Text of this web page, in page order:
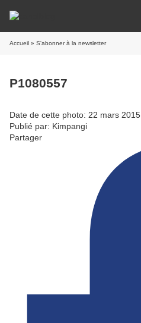
Accueil » S'abonner à la newsletter
P1080557
Date de cette photo: 22 mars 2015
Publié par: Kimpangi
Partager